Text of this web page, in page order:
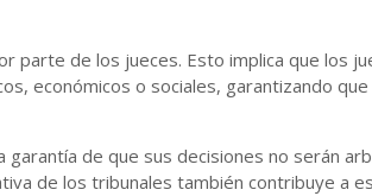
parte de los jueces. Esto implica que los
económicos o sociales, garantizando
de que sus decisiones no serán
de los tribunales también contribuye a